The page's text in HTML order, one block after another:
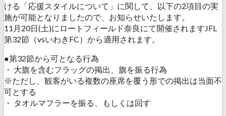
ける「応援スタイルについて」に関して、以下の2項目の実
施が可能となりましたので、お知らせいたします。
11月20日(土)にロートフィールド奈良にて開催されますJFL
第32節（vsいわきFC）から適用されます。
●第32節から可となる行為
・ 大旗を含むフラッグの掲出、旗を振る行為
※ただし、観客がいる複数の座席を覆う形での掲出は当面不
可とする
・ タオルマフラーを振る、もしくは回す